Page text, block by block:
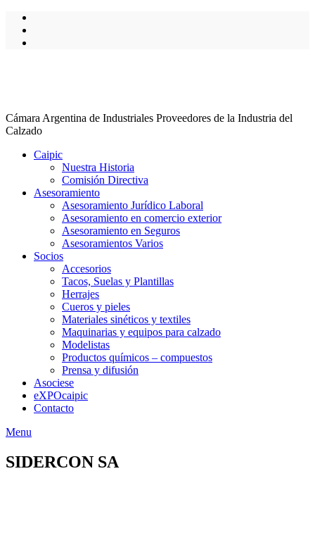
Cámara Argentina de Industriales Proveedores de la Industria del
Calzado
Caipic
Nuestra Historia
Comisión Directiva
Asesoramiento
Asesoramiento Jurídico Laboral
Asesoramiento en comercio exterior
Asesoramiento en Seguros
Asesoramientos Varios
Socios
Accesorios
Tacos, Suelas y Plantillas
Herrajes
Cueros y pieles
Materiales sinéticos y textiles
Maquinarias y equipos para calzado
Modelistas
Productos químicos – compuestos
Prensa y difusión
Asociese
eXPOcaipic
Contacto
Menu
SIDERCON SA